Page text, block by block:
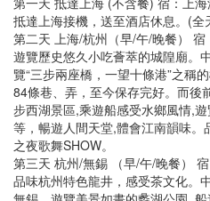
抵達上海接機，送至酒店休息。(全
第二天 上海/杭州（早/午/晚餐）
遊覽歷史悠久小吃薈萃的城隍廟。
覽“三步兩座橋，一望十條港”之稱
84條巷、弄，至今保存完好。而後
步西湖景區,乘遊船感受水鄉風情,
等，暢遊人間天堂,體會江南韻味
之夜歌舞SHOW。
第三天 杭州/無錫 （早/午/晚餐）
品味杭州特色龍井，感受茶文化。